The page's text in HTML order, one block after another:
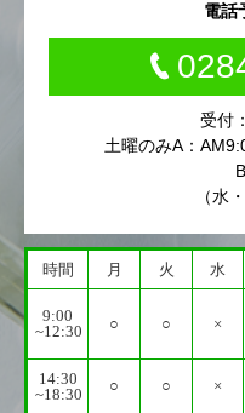
電話
受付
土曜のみA：
B：
（水
時間 月 火 水
9:00
~12:30
○ ○ ×
14:30
~18:30
○ ○ ×